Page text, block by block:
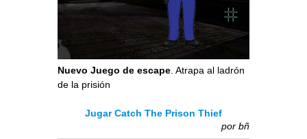
Nuevo Juego de escape . Atrapa al ladrón
de la prisión
Jugar Catch The Prison Thief
por bñ